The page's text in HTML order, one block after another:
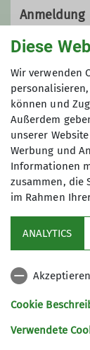
auch!
Im
Seite.
der
und
Anmeldung
Eine
notwendig,
Anfrage
Sektion
DAV
Sektion Koblenz
Diese
Wir verwenden
können und
Außerdem
unserer
Werbung und
Informationen
zusammen, die
im Rahmen
ANALYTICS
Cookie
Verwendete